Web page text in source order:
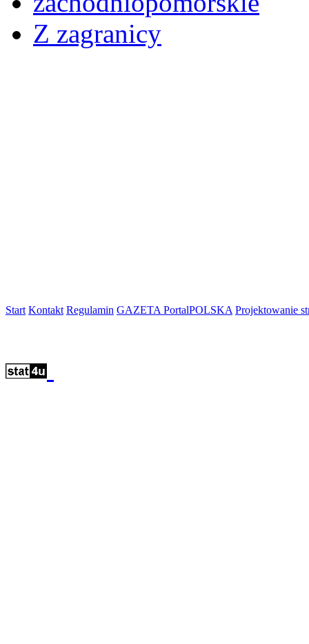
Z zagranicy
Start Kontakt Regulamin GAZETA PortalPOLSKA Projektowanie